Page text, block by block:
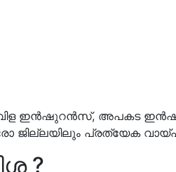
ഇന്‍ഷുറന്‍സ്, അപകട
ജില്ലയിലും പ്രത്യേക
?